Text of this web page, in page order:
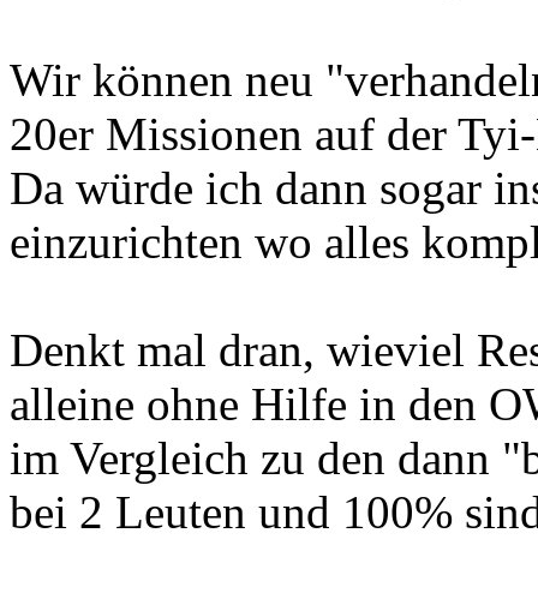
Wir können neu
20er Missionen auf der
Da würde ich dann sogar
einzurichten wo alles
Denkt mal dran, wieviel
alleine ohne Hilfe in den
im Vergleich zu den dann
bei 2 Leuten und 100%